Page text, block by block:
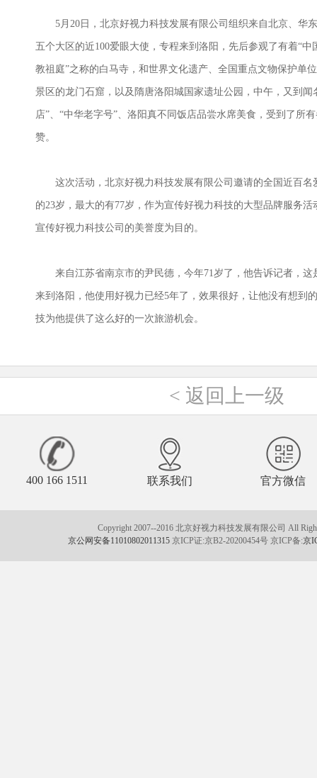
5月 20 日，北京好视力科技发展有限公司组织来自北京、华
五个大区的近100爱眼大使，专程来到洛阳，先后参观了有着“中
教祖庭”之称的白马寺，和世界文化遗产、全国重点文物保护单
景区的龙门石窟，以及隋唐洛阳城国家遗址公园，中午，又到闻
店”、“中华老字号”、洛阳真不同饭店品尝水席美食，受到了所
赞。
这次活动，北京好视力科技发展有限公司邀请的全国近百名
的23岁，最大的有77岁，作为宣传好视力科技的大型品牌服务活
宣传好视力科技公司的美誉度为目的。
来自江苏省南京市的尹民德，今年71岁了，他告诉记者，这
来到洛阳，他使用好视力已经5年了，效果很好，让他没有想到
技为他提供了这么好的一次旅游机会。
< 返回上一级
400 166 1511 联系我们 官方微信
Copyright 2007--2016 北京好视力科技发展有限公司 All
京公网安备11010802011315 京ICP证:京B2-20200454号 京ICP备:京